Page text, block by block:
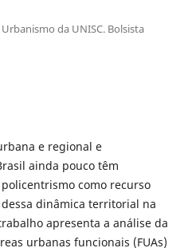
da UNISC. Bolsista
e regional e
ainda pouco têm
como recurso
dinâmica territorial na
apresenta a análise da
urbanas funcionais (FUAs)